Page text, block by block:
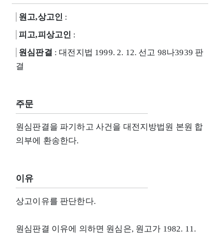
원고,상고인 :
피고,피상고인 :
원심판결 : 대전지법 1999. 2. 12. 선고 98나3939 판
결
주문
원심판결을 파기하고 사건을 대전지방법원 본원 합
의부에 환송한다.
이유
상고이유를 판단한다.
원심판결 이유에 의하면 원심은, 원고가 1982. 11.